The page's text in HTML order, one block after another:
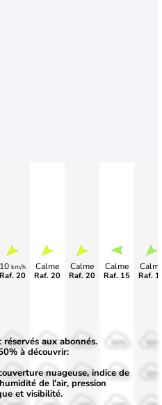
10 km/h
Raf. 20
Calme
Raf. 20
Calme
Raf. 20
Calme
Raf. 15 Raf.
50%
30%
50%
30%
50%
30%
50%
30%
aux abonnés.
à découvrir:
nuageuse, indice de
de l'air, pression
et visibilité.